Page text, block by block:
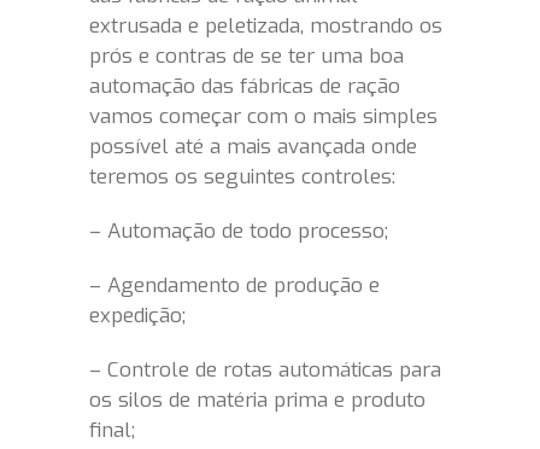
extrusada e peletizada, mostrando os
prós e contras de se ter uma boa
automação das fábricas de ração
vamos começar com o mais simples
possível até a mais avançada onde
teremos os seguintes controles:
– Automação de todo processo;
– Agendamento de produção e
expedição;
– Controle de rotas automáticas para
os silos de matéria prima e produto
final;